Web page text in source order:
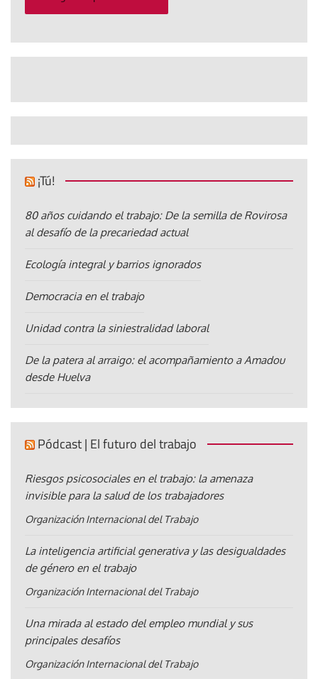
¡Tú!
80 años cuidando el trabajo: De la semilla de Rovirosa
al desafío de la precariedad actual
Ecología integral y barrios ignorados
Democracia en el trabajo
Unidad contra la siniestralidad laboral
De la patera al arraigo: el acompañamiento a Amadou
desde Huelva
Pódcast | El futuro del trabajo
Riesgos psicosociales en el trabajo: la amenaza
invisible para la salud de los trabajadores
Organización Internacional del Trabajo
La inteligencia artificial generativa y las desigualdades
de género en el trabajo
Organización Internacional del Trabajo
Una mirada al estado del empleo mundial y sus
principales desafíos
Organización Internacional del Trabajo